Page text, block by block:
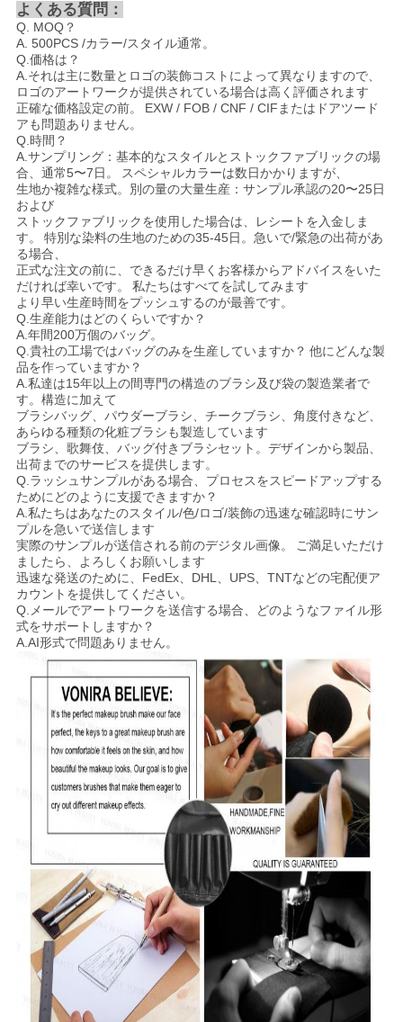
よくある質問：
Q. MOQ？
A. 500PCS /カラー/スタイル通常。
Q.価格は？
A.それは主に数量とロゴの装飾コストによって異なりますので、
ロゴのアートワークが提供されている場合は高く評価されます
正確な価格設定の前。
EXW / FOB / CNF / CIFまたはドアツード
アも問題ありません。
Q.時間？
A.サンプリング：基本的なスタイルとストックファブリックの場
合、通常5〜7日。
スペシャルカラーは数日かかりますが、
生地か複雑な様式。別の量の大量生産：サンプル承認の20〜25日
および
ストックファブリックを使用した場合は、レシートを入金しま
す。
特別な染料の生地のための35-45日。急いで/緊急の出荷があ
る場合、
正式な注文の前に、できるだけ早くお客様からアドバイスをいた
だければ幸いです。
私たちはすべてを試してみます
より早い生産時間をプッシュするのが最善です。
Q.生産能力はどのくらいですか？
A.年間200万個のバッグ。
Q.貴社の工場ではバッグのみを生産していますか？ 他にどんな製
品を作っていますか？
A.私達は15年以上の間専門の構造のブラシ及び袋の製造業者で
す。構造に加えて
ブラシバッグ、パウダーブラシ、チークブラシ、角度付きなど、
あらゆる種類の化粧ブラシも製造しています
ブラシ、歌舞伎、バッグ付きブラシセット。デザインから製品、
出荷までのサービスを提供します。
Q.ラッシュサンプルがある場合、プロセスをスピードアップする
ためにどのように支援できますか？
A.私たちはあなたのスタイル/色/ロゴ/装飾の迅速な確認時にサン
プルを急いで送信します
実際のサンプルが送信される前のデジタル画像。
ご満足いただけ
ましたら、よろしくお願いします
迅速な発送のために、FedEx、DHL、UPS、TNTなどの宅配便ア
カウントを提供してください。
Q.メールでアートワークを送信する場合、どのようなファイル形
式をサポートしますか？
A.AI形式で問題ありません。